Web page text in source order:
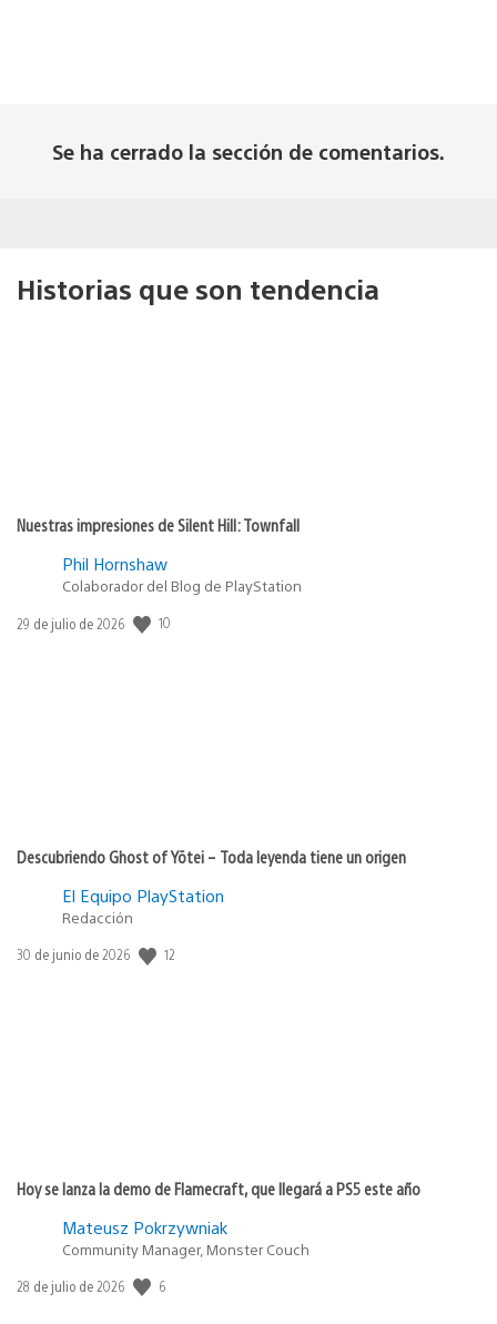
Se ha cerrado la sección de comentarios.
Historias que son tendencia
Nuestras impresiones de Silent Hill: Townfall
Phil Hornshaw
Colaborador del Blog de PlayStation
Fecha
29 de julio de 2026 10
Descubriendo Ghost of Yōtei – Toda leyenda tiene un origen
El Equipo PlayStation
Redacción
Fecha
30 de junio de 2026 12
Hoy se lanza la demo de Flamecraft, que llegará a PS5 este año
Mateusz Pokrzywniak
Community Manager, Monster Couch
Fecha
28 de julio de 2026 6